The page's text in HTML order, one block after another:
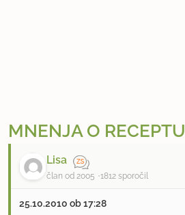
MNENJA O RECEPTU
Lisa
član od 2005 1812 sporočil
25.10.2010 ob 17:28